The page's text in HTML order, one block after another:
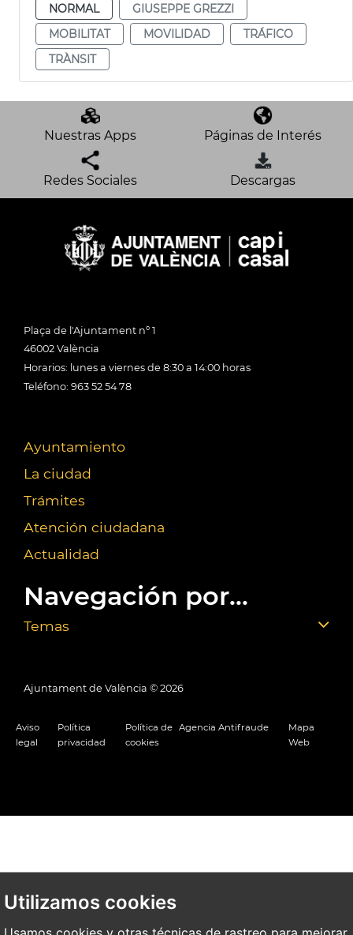
Utilizamos cookies
NORMAL
GIUSEPPE GREZZI
MOBILITAT
MOVILIDAD
TRÁFICO
TRÀNSIT
Nuestras Apps Páginas de Interés
Redes Sociales Descargas
Plaça de l'Ajuntament nº 1
46002 València
Horarios: lunes a viernes de 8:30 a 14:00 horas
Teléfono: 963 52 54 78
Ayuntamiento
La ciudad
Trámites
Atención ciudadana
Actualidad
Navegación por...
Temas
Ajuntament de València © 2026
Aviso
legal
Política
privacidad
Política de
cookies
Agencia Antifraude
Mapa
Web